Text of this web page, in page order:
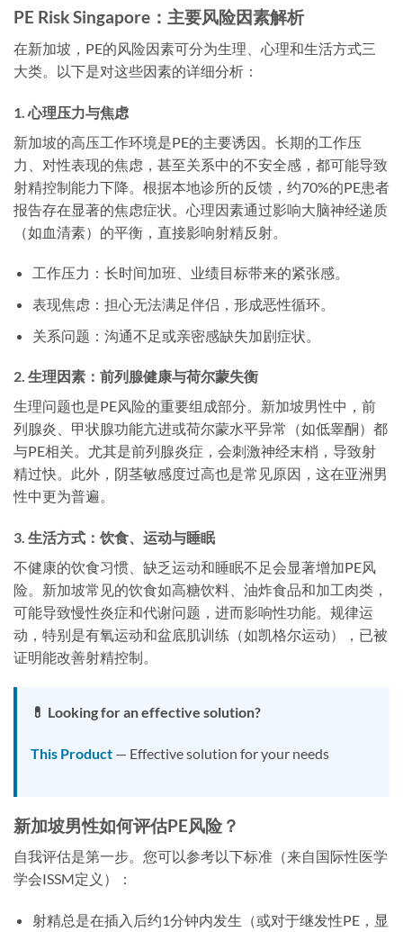
PE Risk Singapore：主要风险因素解析
在新加坡，PE的风险因素可分为生理、心理和生活方式三
大类。以下是对这些因素的详细分析：
1. 心理压力与焦虑
新加坡的高压工作环境是PE的主要诱因。长期的工作压
力、对性表现的焦虑，甚至关系中的不安全感，都可能导致
射精控制能力下降。根据本地诊所的反馈，约70%的PE患者
报告存在显著的焦虑症状。心理因素通过影响大脑神经递质
（如血清素）的平衡，直接影响射精反射。
工作压力：长时间加班、业绩目标带来的紧张感。
表现焦虑：担心无法满足伴侣，形成恶性循环。
关系问题：沟通不足或亲密感缺失加剧症状。
2. 生理因素：前列腺健康与荷尔蒙失衡
生理问题也是PE风险的重要组成部分。新加坡男性中，前
列腺炎、甲状腺功能亢进或荷尔蒙水平异常（如低睾酮）都
与PE相关。尤其是前列腺炎症，会刺激神经末梢，导致射
精过快。此外，阴茎敏感度过高也是常见原因，这在亚洲男
性中更为普遍。
3. 生活方式：饮食、运动与睡眠
不健康的饮食习惯、缺乏运动和睡眠不足会显著增加PE风
险。新加坡常见的饮食如高糖饮料、油炸食品和加工肉类，
可能导致慢性炎症和代谢问题，进而影响性功能。规律运
动，特别是有氧运动和盆底肌训练（如凯格尔运动），已被
证明能改善射精控制。
💊 Looking for an effective solution?
This Product — Effective solution for your needs
新加坡男性如何评估PE风险？
自我评估是第一步。您可以参考以下标准（来自国际性医学
学会ISSM定义）：
射精总是在插入后约1分钟内发生（或对于继发性PE，显